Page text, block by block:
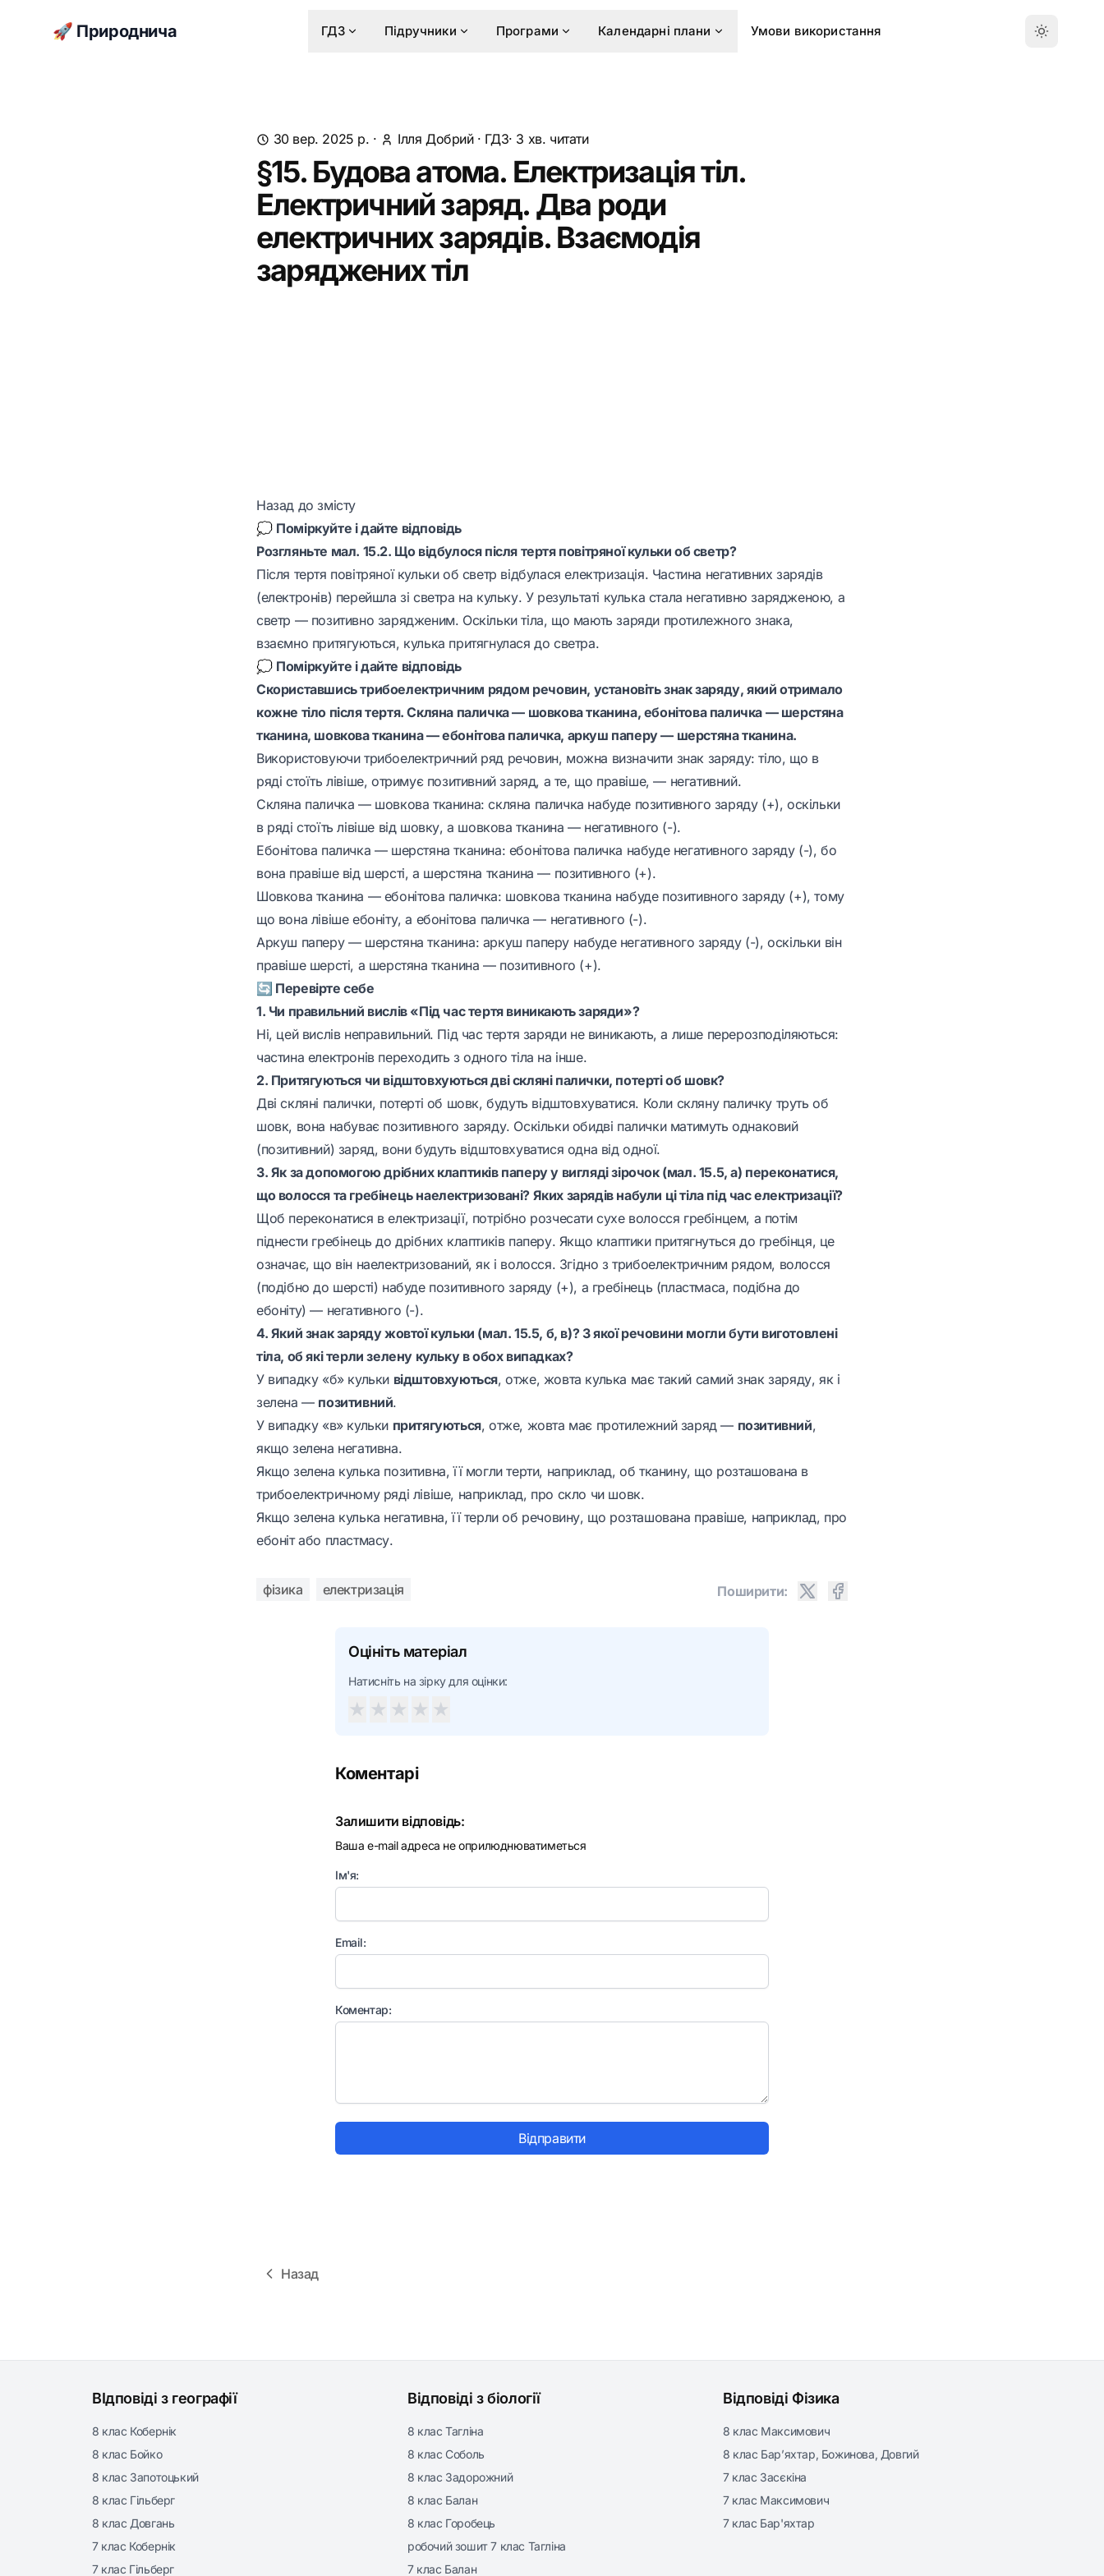
🚀 Природнича ГДЗ Підручники Програми Календарні плани Умови використання
30 вер. 2025 р. · Ілля Добрий· ГДЗ· 3 хв. читати
§15. Будова атома. Електризація тіл.
Електричний заряд. Два роди
електричних зарядів. Взаємодія
заряджених тіл
Назад до змісту
💭 Поміркуйте і дайте відповідь
Розгляньте мал. 15.2. Що відбулося після тертя повітряної кульки об светр?
Після тертя повітряної кульки об светр відбулася електризація. Частина негативних зарядів
(електронів) перейшла зі светра на кульку. У результаті кулька стала негативно зарядженою, а
светр — позитивно зарядженим. Оскільки тіла, що мають заряди протилежного знака,
взаємно притягуються, кулька притягнулася до светра.
💭 Поміркуйте і дайте відповідь
Скориставшись трибоелектричним рядом речовин, установіть знак заряду, який отримало
кожне тіло після тертя. Скляна паличка — шовкова тканина, ебонітова паличка — шерстяна
тканина, шовкова тканина — ебонітова паличка, аркуш паперу — шерстяна тканина.
Використовуючи трибоелектричний ряд речовин, можна визначити знак заряду: тіло, що в
ряді стоїть лівіше, отримує позитивний заряд, а те, що правіше, — негативний.
Скляна паличка — шовкова тканина: скляна паличка набуде позитивного заряду (+), оскільки
в ряді стоїть лівіше від шовку, а шовкова тканина — негативного (-).
Ебонітова паличка — шерстяна тканина: ебонітова паличка набуде негативного заряду (-), бо
вона правіше від шерсті, а шерстяна тканина — позитивного (+).
Шовкова тканина — ебонітова паличка: шовкова тканина набуде позитивного заряду (+), тому
що вона лівіше ебоніту, а ебонітова паличка — негативного (-).
Аркуш паперу — шерстяна тканина: аркуш паперу набуде негативного заряду (-), оскільки він
правіше шерсті, а шерстяна тканина — позитивного (+).
🔄 Перевірте себе
1. Чи правильний вислів «Під час тертя виникають заряди»?
Ні, цей вислів неправильний. Під час тертя заряди не виникають, а лише перерозподіляються:
частина електронів переходить з одного тіла на інше.
2. Притягуються чи відштовхуються дві скляні палички, потерті об шовк?
Дві скляні палички, потерті об шовк, будуть відштовхуватися. Коли скляну паличку труть об
шовк, вона набуває позитивного заряду. Оскільки обидві палички матимуть однаковий
(позитивний) заряд, вони будуть відштовхуватися одна від одної.
3. Як за допомогою дрібних клаптиків паперу у вигляді зірочок (мал. 15.5, а) переконатися,
що волосся та гребінець наелектризовані? Яких зарядів набули ці тіла під час електризації?
Щоб переконатися в електризації, потрібно розчесати сухе волосся гребінцем, а потім
піднести гребінець до дрібних клаптиків паперу. Якщо клаптики притягнуться до гребінця, це
означає, що він наелектризований, як і волосся. Згідно з трибоелектричним рядом, волосся
(подібно до шерсті) набуде позитивного заряду (+), а гребінець (пластмаса, подібна до
ебоніту) — негативного (-).
4. Який знак заряду жовтої кульки (мал. 15.5, б, в)? З якої речовини могли бути виготовлені
тіла, об які терли зелену кульку в обох випадках?
У випадку «б» кульки відштовхуються, отже, жовта кулька має такий самий знак заряду, як і
зелена — позитивний.
У випадку «в» кульки притягуються, отже, жовта має протилежний заряд — позитивний,
якщо зелена негативна.
Якщо зелена кулька позитивна, її могли терти, наприклад, об тканину, що розташована в
трибоелектричному ряді лівіше, наприклад, про скло чи шовк.
Якщо зелена кулька негативна, її терли об речовину, що розташована правіше, наприклад, про
ебоніт або пластмасу.
фізика електризація Поширити:
Оцініть матеріал
Натисніть на зірку для оцінки:
★ ★ ★ ★ ★
Коментарі
Залишити відповідь:
Ваша e-mail адреса не оприлюднюватиметься
Ім'я:
Email:
Коментар:
Відправити
Назад
ВІдповіді з географії
8 клас Кобернік
8 клас Бойко
8 клас Запотоцький
8 клас Гільберг
8 клас Довгань
7 клас Кобернік
7 клас Гільберг
Відповіді з біології
8 клас Тагліна
8 клас Соболь
8 клас Задорожний
8 клас Балан
8 клас Горобець
робочий зошит 7 клас Тагліна
7 клас Балан
Відповіді Фізика
8 клас Максимович
8 клас Бар’яхтар, Божинова, Довгий
7 клас Засєкіна
7 клас Максимович
7 клас Бар'яхтар